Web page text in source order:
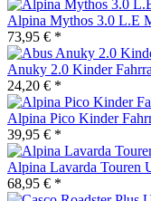
Alpina Mythos 3.0 L.E
73,95 € *
Anuky 2.0 Kinder
24,20 € *
Alpina Pico Kinder
39,95 € *
Alpina Lavarda Touren
68,95 € *